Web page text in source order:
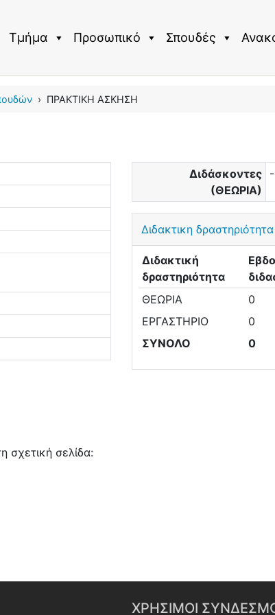
Τμήμα Προσωπικό Σπουδές
› ΠΡΑΚΤΙΚΗ ΑΣΚΗΣΗ
Διδάσκοντες
(ΘΕΩΡΙΑ)
Διδακτικη δραστηριότητα
Διδακτική
δραστηριότητα
ΘΕΩΡΙΑ
0
ΕΡΓΑΣΤΗΡΙΟ
0
ΣΥΝΟΛΟ
0
σχετική σελίδα:
ΧΡΗΣΙΜΟΙ